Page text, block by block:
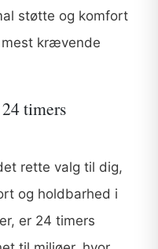
støtte og komfort
krævende
timers
rette valg til dig,
og holdbarhed i
er 24 timers